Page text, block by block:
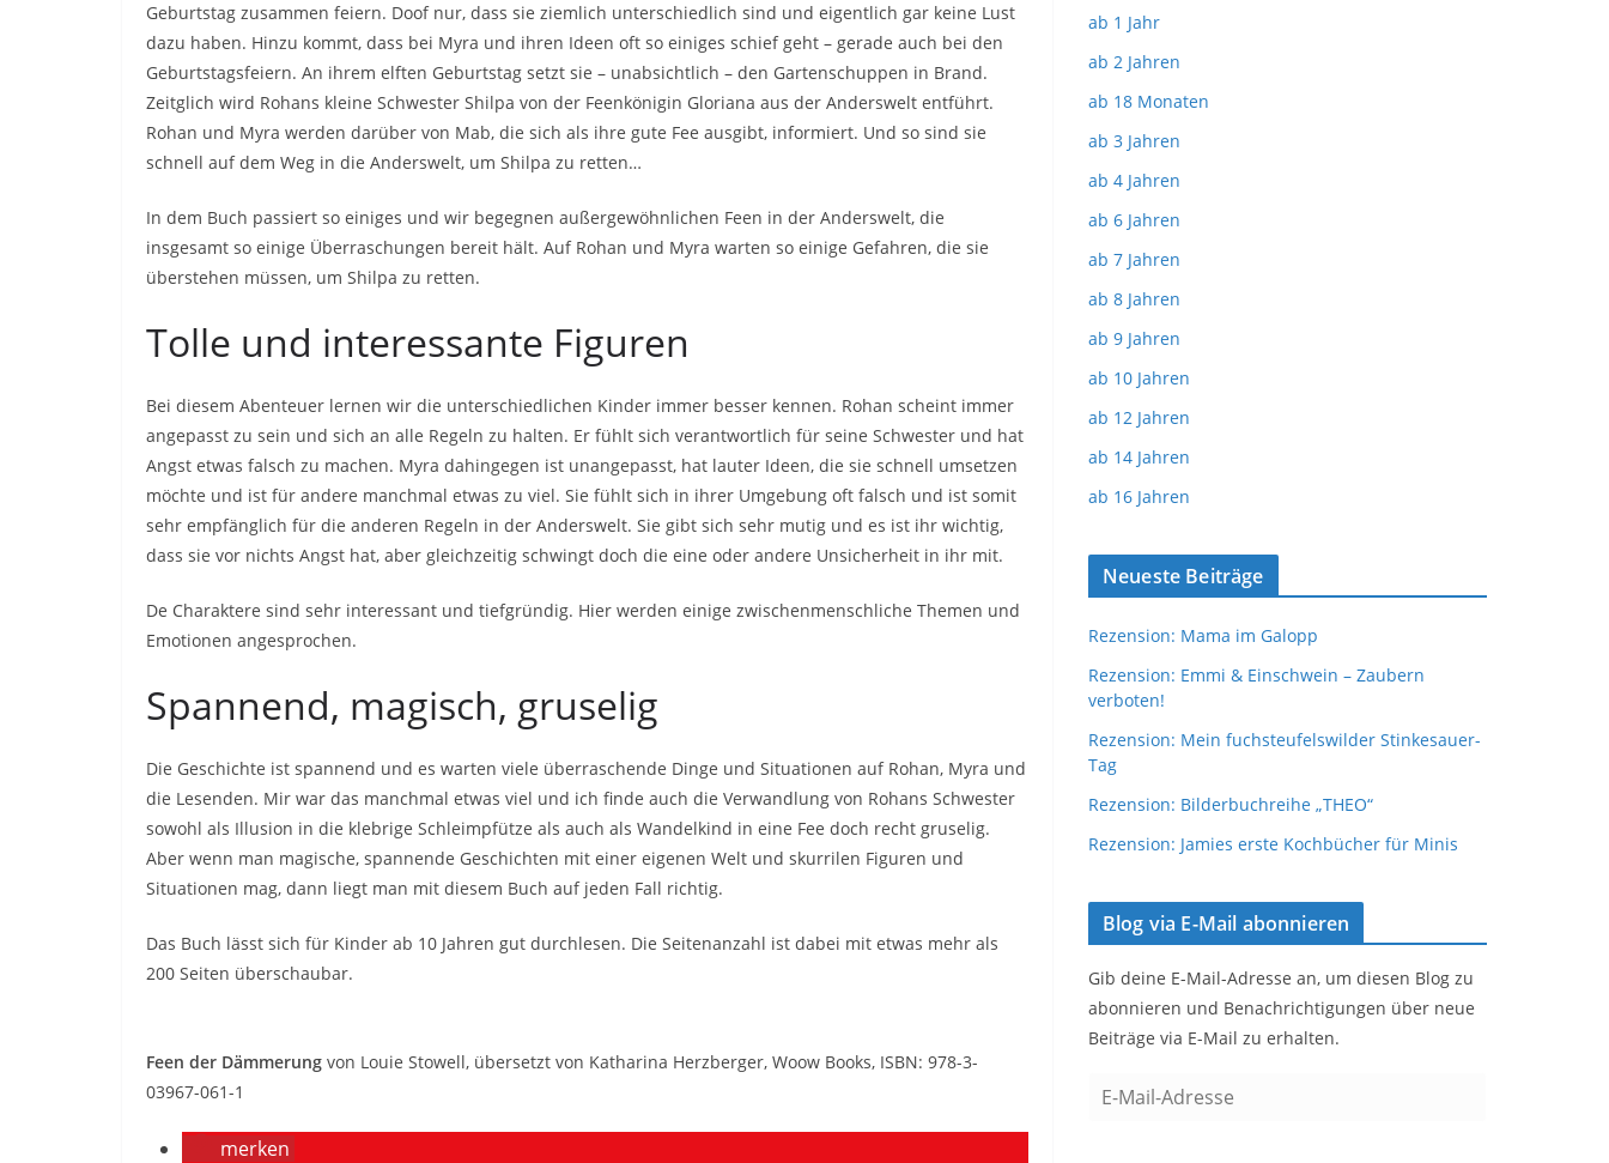
Geburtstag zusammen feiern. Doof nur, dass sie ziemlich unterschiedlich sind und eigentlich gar keine Lust
dazu haben. Hinzu kommt, dass bei Myra und ihren Ideen oft so einiges schief geht – gerade auch bei den
Geburtstagsfeiern. An ihrem elften Geburtstag setzt sie – unabsichtlich – den Gartenschuppen in Brand.
Zeitglich wird Rohans kleine Schwester Shilpa von der Feenkönigin Gloriana aus der Anderswelt entführt.
Rohan und Myra werden darüber von Mab, die sich als ihre gute Fee ausgibt, informiert. Und so sind sie
schnell auf dem Weg in die Anderswelt, um Shilpa zu retten…
In dem Buch passiert so einiges und wir begegnen außergewöhnlichen Feen in der Anderswelt, die
insgesamt so einige Überraschungen bereit hält. Auf Rohan und Myra warten so einige Gefahren, die sie
überstehen müssen, um Shilpa zu retten.
Tolle und interessante Figuren
Bei diesem Abenteuer lernen wir die unterschiedlichen Kinder immer besser kennen. Rohan scheint immer
angepasst zu sein und sich an alle Regeln zu halten. Er fühlt sich verantwortlich für seine Schwester und hat
Angst etwas falsch zu machen. Myra dahingegen ist unangepasst, hat lauter Ideen, die sie schnell umsetzen
möchte und ist für andere manchmal etwas zu viel. Sie fühlt sich in ihrer Umgebung oft falsch und ist somit
sehr empfänglich für die anderen Regeln in der Anderswelt. Sie gibt sich sehr mutig und es ist ihr wichtig,
dass sie vor nichts Angst hat, aber gleichzeitig schwingt doch die eine oder andere Unsicherheit in ihr mit.
De Charaktere sind sehr interessant und tiefgründig. Hier werden einige zwischenmenschliche Themen und
Emotionen angesprochen.
Spannend, magisch, gruselig
Die Geschichte ist spannend und es warten viele überraschende Dinge und Situationen auf Rohan, Myra und
die Lesenden. Mir war das manchmal etwas viel und ich finde auch die Verwandlung von Rohans Schwester
sowohl als Illusion in die klebrige Schleimpfütze als auch als Wandelkind in eine Fee doch recht gruselig.
Aber wenn man magische, spannende Geschichten mit einer eigenen Welt und skurrilen Figuren und
Situationen mag, dann liegt man mit diesem Buch auf jeden Fall richtig.
Das Buch lässt sich für Kinder ab 10 Jahren gut durchlesen. Die Seitenanzahl ist dabei mit etwas mehr als
200 Seiten überschaubar.
Feen der Dämmerung von Louie Stowell, übersetzt von Katharina Herzberger, Woow Books, ISBN: 978-3-
03967-061-1
merken
ab 1 Jahr
ab 2 Jahren
ab 18 Monaten
ab 3 Jahren
ab 4 Jahren
ab 6 Jahren
ab 7 Jahren
ab 8 Jahren
ab 9 Jahren
ab 10 Jahren
ab 12 Jahren
ab 14 Jahren
ab 16 Jahren
Neueste Beiträge
Rezension: Mama im Galopp
Rezension: Emmi & Einschwein – Zaubern
verboten!
Rezension: Mein fuchsteufelswilder Stinkesauer-
Tag
Rezension: Bilderbuchreihe „THEO“
Rezension: Jamies erste Kochbücher für Minis
Blog via E-Mail abonnieren
Gib deine E-Mail-Adresse an, um diesen Blog zu
abonnieren und Benachrichtigungen über neue
Beiträge via E-Mail zu erhalten.